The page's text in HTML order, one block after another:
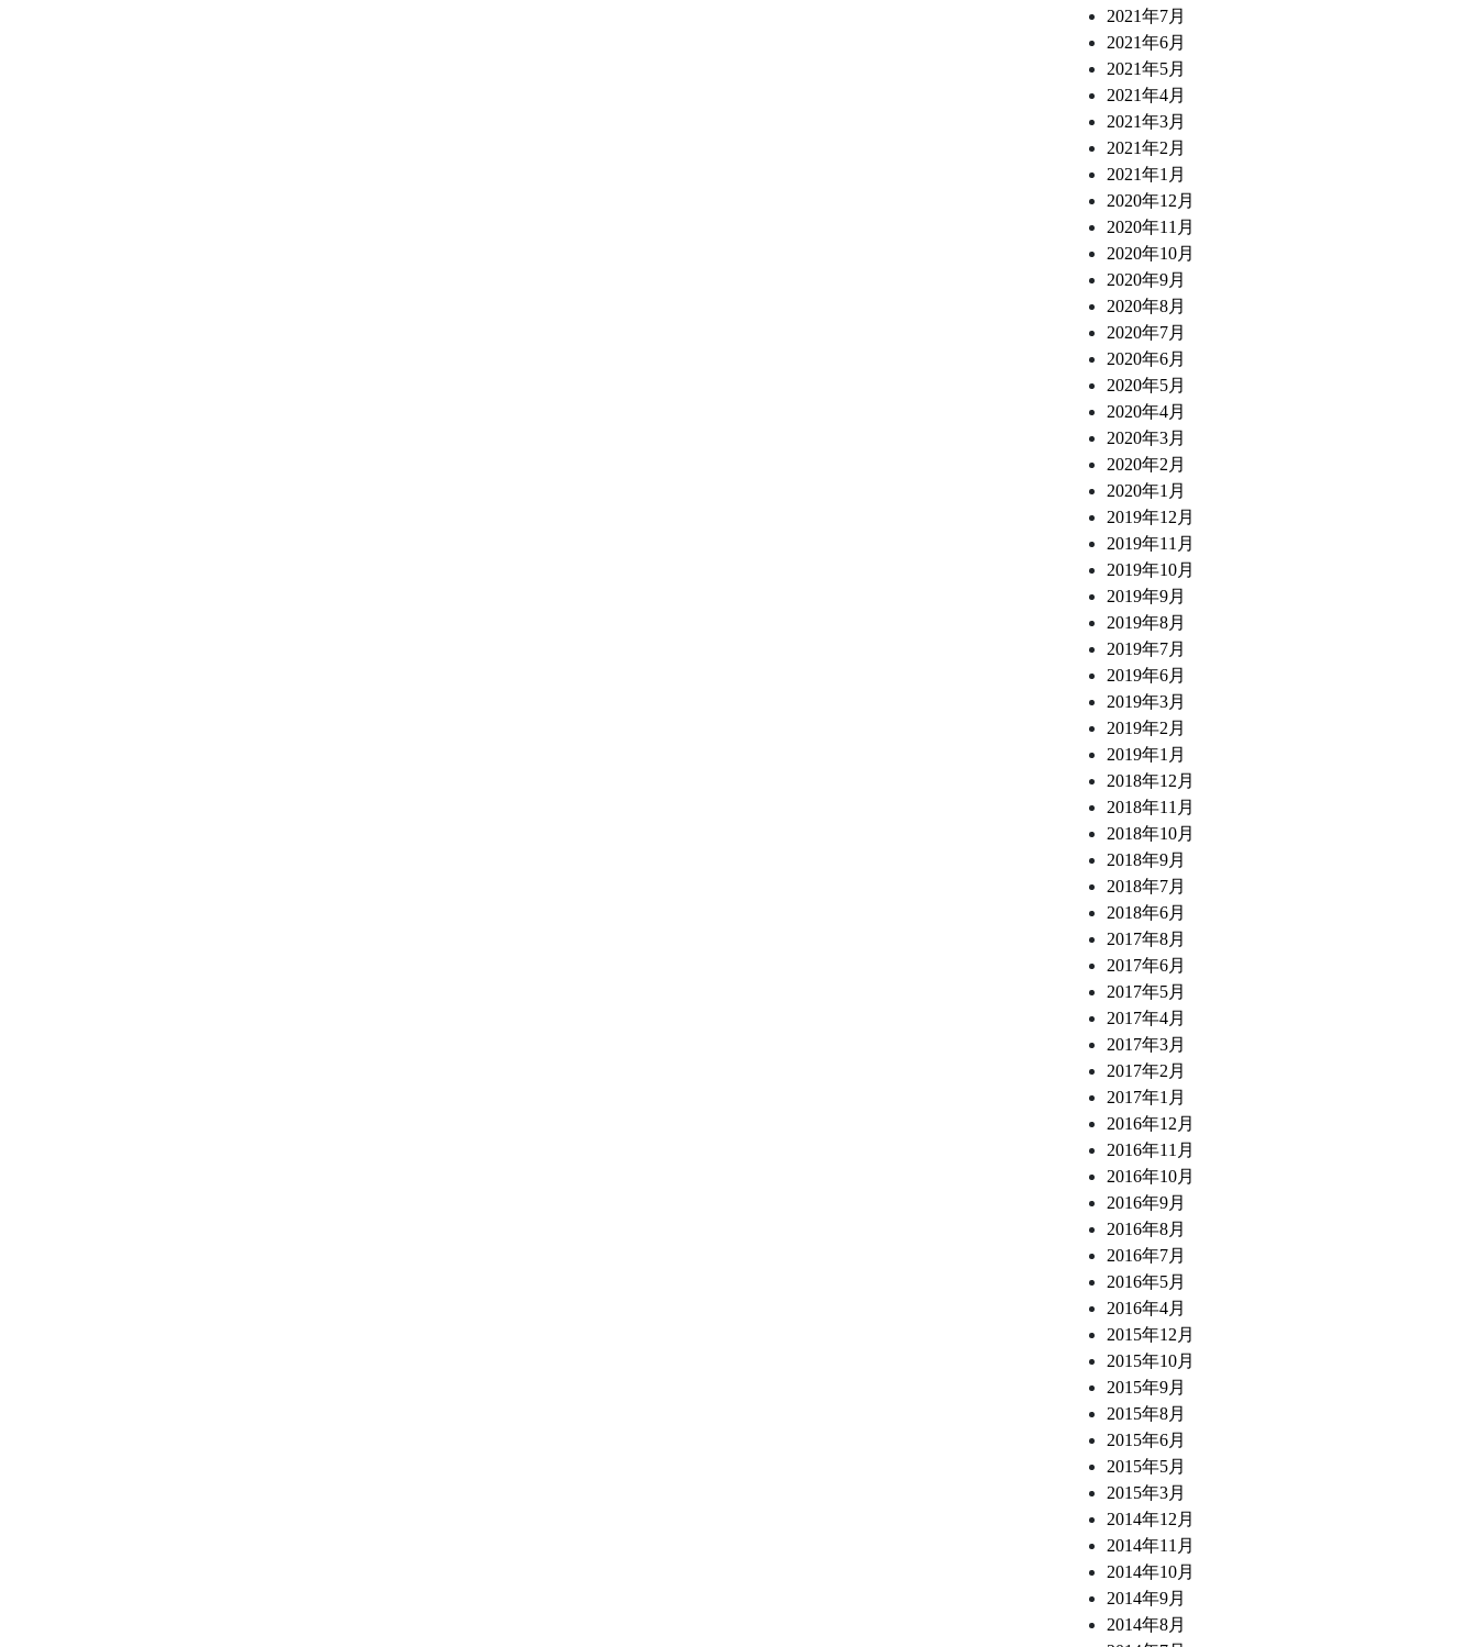
2021年7月
2021年6月
2021年5月
2021年4月
2021年3月
2021年2月
2021年1月
2020年12月
2020年11月
2020年10月
2020年9月
2020年8月
2020年7月
2020年6月
2020年5月
2020年4月
2020年3月
2020年2月
2020年1月
2019年12月
2019年11月
2019年10月
2019年9月
2019年8月
2019年7月
2019年6月
2019年3月
2019年2月
2019年1月
2018年12月
2018年11月
2018年10月
2018年9月
2018年7月
2018年6月
2017年8月
2017年6月
2017年5月
2017年4月
2017年3月
2017年2月
2017年1月
2016年12月
2016年11月
2016年10月
2016年9月
2016年8月
2016年7月
2016年5月
2016年4月
2015年12月
2015年10月
2015年9月
2015年8月
2015年6月
2015年5月
2015年3月
2014年12月
2014年11月
2014年10月
2014年9月
2014年8月